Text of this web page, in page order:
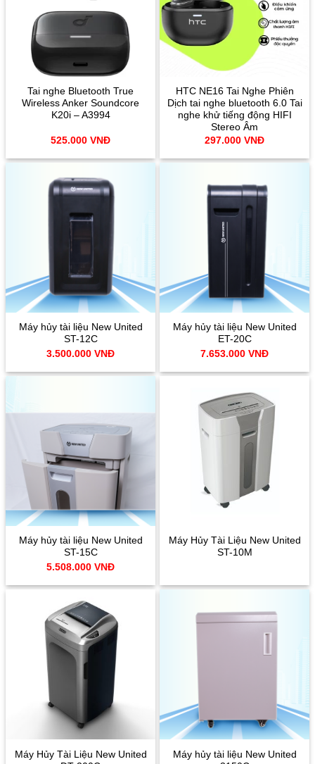
Tai nghe Bluetooth True
Wireless Anker Soundcore
K20i – A3994
525.000 VNĐ
HTC NE16 Tai Nghe Phiên
Dịch tai nghe bluetooth 6.0 Tai
nghe khử tiếng động HIFI
Stereo Âm
297.000 VNĐ
Máy hủy tài liệu New United
ST-12C
3.500.000 VNĐ
Máy hủy tài liệu New United
ET-20C
7.653.000 VNĐ
Máy hủy tài liệu New United
ST-15C
5.508.000 VNĐ
Máy Hủy Tài Liệu New United
ST-10M
Máy Hủy Tài Liệu New United
Máy hủy tài liệu New United